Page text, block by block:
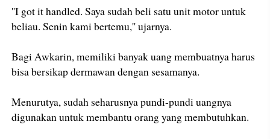
''I got it handled. Saya sudah beli satu unit motor untuk
beliau. Senin kami bertemu,'' ujarnya.
Bagi Awkarin, memiliki banyak uang membuatnya harus
bisa bersikap dermawan dengan sesamanya.
Menurutya, sudah seharusnya pundi-pundi uangnya
digunakan untuk membantu orang yang membutuhkan.